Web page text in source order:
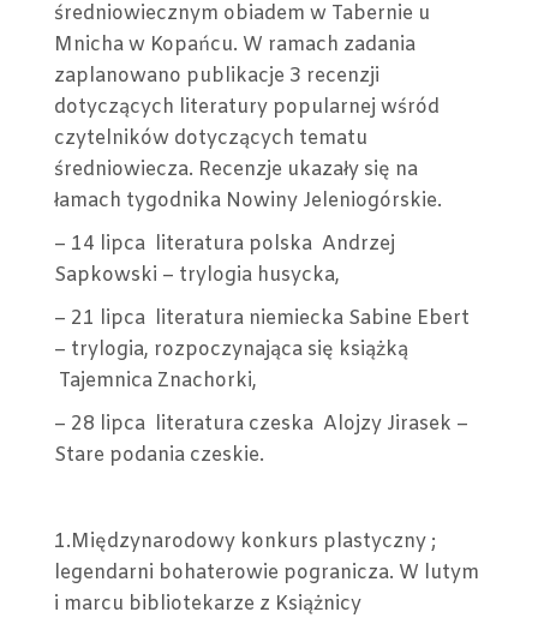
średniowiecznym obiadem w Tabernie u
Mnicha w Kopańcu. W ramach zadania
zaplanowano publikacje 3 recenzji
dotyczących literatury popularnej wśród
czytelników dotyczących tematu
średniowiecza. Recenzje ukazały się na
łamach tygodnika Nowiny Jeleniogórskie.
– 14 lipca literatura polska Andrzej
Sapkowski – trylogia husycka,
– 21 lipca literatura niemiecka Sabine Ebert
– trylogia, rozpoczynająca się książką
Tajemnica Znachorki,
– 28 lipca literatura czeska Alojzy Jirasek –
Stare podania czeskie.
1.Międzynarodowy konkurs plastyczny ;
legendarni bohaterowie pogranicza. W lutym
i marcu bibliotekarze z Książnicy